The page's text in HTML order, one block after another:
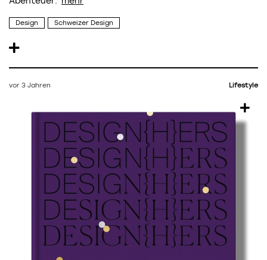
Design Schweizer Design
vor 3 Jahren Lifestyle